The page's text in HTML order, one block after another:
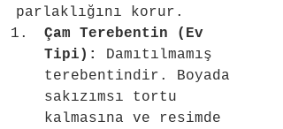
parlaklığını korur.
Çam Terebentin (Ev
Tipi):
Damıtılmamış
terebentindir. Boyada
sakızımsı tortu
kalmasına ve resimde